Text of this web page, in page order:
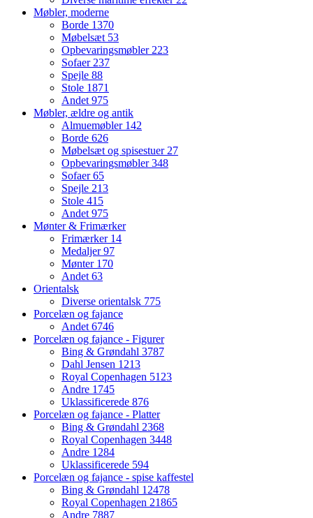
Møbler, moderne
Borde 1370
Møbelsæt 53
Opbevaringsmøbler 223
Sofaer 237
Spejle 88
Stole 1871
Andet 975
Møbler, ældre og antik
Almuemøbler 142
Borde 626
Møbelsæt og spisestuer 27
Opbevaringsmøbler348
Sofaer65
Spejle 213
Stole 415
Andet 975
Mønter & Frimærker
Frimærker 14
Medaljer97
Mønter 170
Andet 63
Orientalsk
Diverse orientalsk 775
Porcelæn og fajance
Andet 6746
Porcelæn og fajance - Figurer
Bing & Grøndahl 3787
Dahl Jensen 1213
Royal Copenhagen 5123
Andre 1745
Uklassificerede 876
Porcelæn og fajance - Platter
Bing & Grøndahl 2368
Royal Copenhagen 3448
Andre 1284
Uklassificerede 594
Porcelæn og fajance - spise kaffestel
Bing & Grøndahl 12478
Royal Copenhagen 21865
Andre 7887